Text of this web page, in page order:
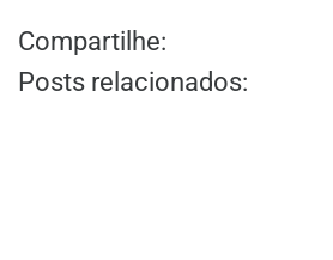
Compartilhe:
Posts relacionados: